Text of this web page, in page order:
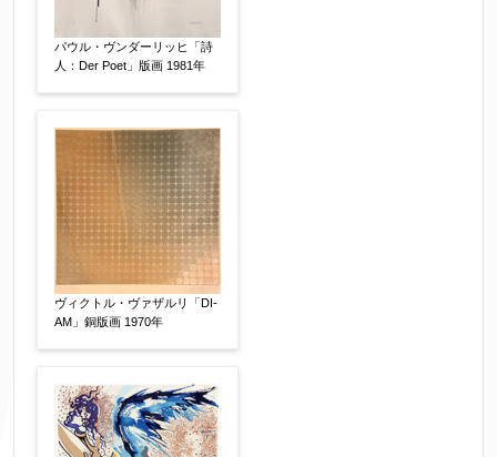
個人情報の取扱いについて、同意の上送信しま
す。（確認画面は表示されません）
同意する 【必須】
↑ 同意頂けましたらチェックを入れてくださ
い。
パウル・ヴンダーリッヒ「詩
人：Der Poet」版画 1981年
ヴィクトル・ヴァザルリ「DI-
AM」銅版画 1970年